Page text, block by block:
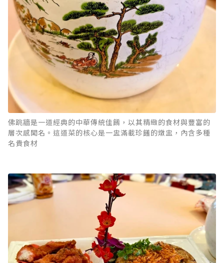
佛跳牆是一道經典的中華傳統佳餚，以其精緻的食材與豐富的
層次感聞名。這道菜的核心是一盅滿載珍饈的燉盅，內含多種
名貴食材